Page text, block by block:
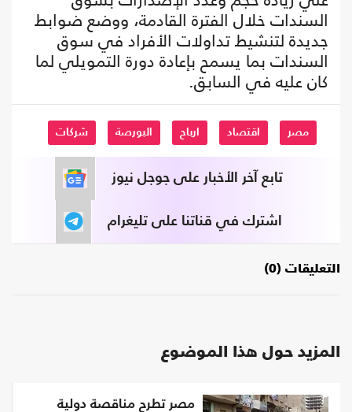
السندات خلال الفترة القادمة، ووضع ضوابط
جديدة لتنشيط تداولات الأفراد في سوق
السندات بما يسمح بإعادة دورة التمويلي لما
كان عليه في السابق.
مصر اقتصاد ارباح البورصة شركات
تابع آخر الأخبار على جوجل نيوز
اشترك في قناتنا على تليغرام
التعليقات (0)
المزيد حول هذا الموضوع
مصر تطرح مناقصة دولية